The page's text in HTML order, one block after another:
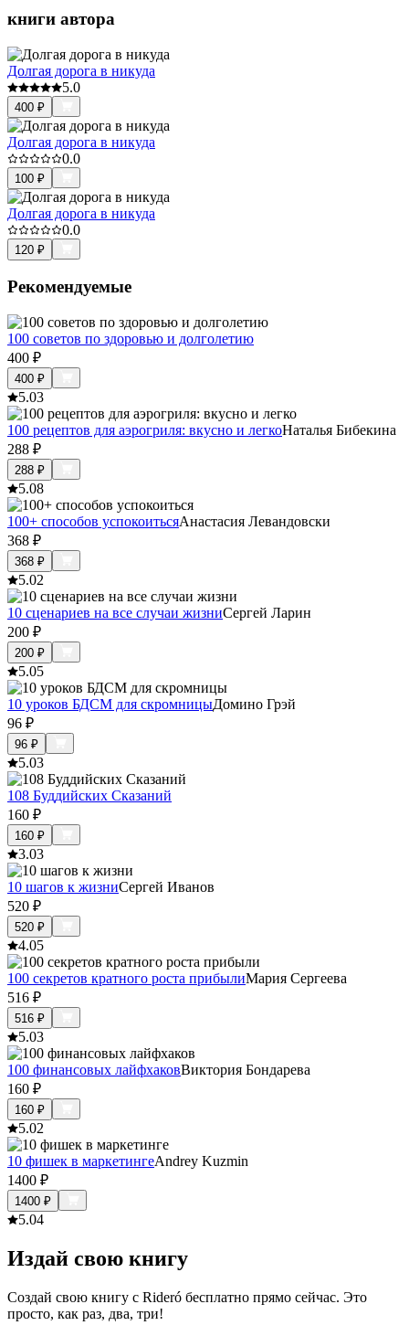
книги автора
Долгая дорога в никуда
5.0
400 ₽
Долгая дорога в никуда
0.0
100 ₽
Долгая дорога в никуда
0.0
120 ₽
Рекомендуемые
100 советов по здоровью и долголетию
400 ₽
400 ₽
5.03
100 рецептов для аэрогриля: вкусно и легкоНаталья Бибекина
288 ₽
288 ₽
5.08
100+ способов успокоитьсяАнастасия Левандовски
368 ₽
368 ₽
5.02
10 сценариев на все случаи жизниСергей Ларин
200 ₽
200 ₽
5.05
10 уроков БДСМ для скромницыДомино Грэй
96 ₽
96 ₽
5.03
108 Буддийских Сказаний
160 ₽
160 ₽
3.03
10 шагов к жизниСергей Иванов
520 ₽
520 ₽
4.05
100 секретов кратного роста прибылиМария Сергеева
516 ₽
516 ₽
5.03
100 финансовых лайфхаковВиктория Бондарева
160 ₽
160 ₽
5.02
10 фишек в маркетингеAndrey Kuzmin
1400 ₽
1400 ₽
5.04
Издай свою книгу
Создай свою книгу с Rideró бесплатно прямо сейчас. Это
просто, как раз, два, три!